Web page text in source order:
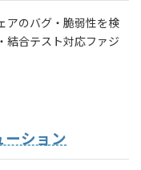
アのバグ・脆弱性を検
結合テスト対応ファジ
ーション